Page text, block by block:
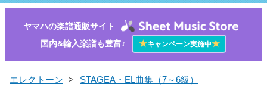
ヤマハの楽譜通販サイト
国内&輸入楽譜も豊富♪
★キャンペーン実施中★
エレクトーン > STAGEA・EL曲集（7～6級）